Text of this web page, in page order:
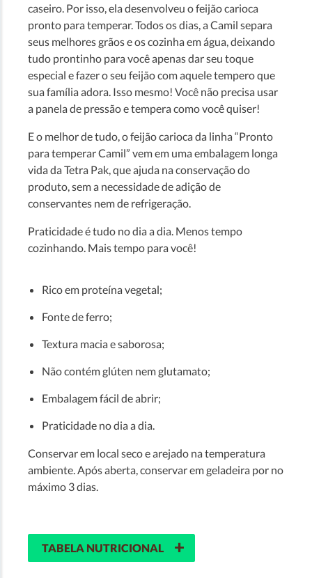
caseiro. Por isso, ela desenvolveu o feijão carioca
pronto para temperar. Todos os dias, a Camil separa
seus melhores grãos e os cozinha em água, deixando
tudo prontinho para você apenas dar seu toque
especial e fazer o seu feijão com aquele tempero que
sua família adora. Isso mesmo! Você não precisa usar
a panela de pressão e tempera como você quiser!
E o melhor de tudo, o feijão carioca da linha “Pronto
para temperar Camil” vem em uma embalagem longa
vida da Tetra Pak, que ajuda na conservação do
produto, sem a necessidade de adição de
conservantes nem de refrigeração.
Praticidade é tudo no dia a dia. Menos tempo
cozinhando. Mais tempo para você!
Rico em proteína vegetal;
Fonte de ferro;
Textura macia e saborosa;
Não contém glúten nem glutamato;
Embalagem fácil de abrir;
Praticidade no dia a dia.
Conservar em local seco e arejado na temperatura
ambiente. Após aberta, conservar em geladeira por no
máximo 3 dias.
TABELA NUTRICIONAL +